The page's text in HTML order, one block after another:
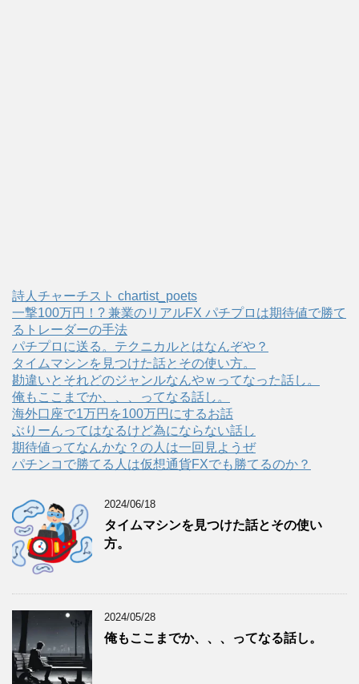
詩人チャーチスト chartist_poets
一撃100万円！? 兼業のリアルFX パチプロは期待値で勝て
るトレーダーの手法
パチプロに送る。テクニカルとはなんぞや？
タイムマシンを見つけた話とその使い方。
勘違いとそれどのジャンルなんやｗってなった話し。
俺もここまでか、、、ってなる話し。
海外口座で1万円を100万円にするお話
ぶりーんってはなるけど為にならない話し
期待値ってなんかな？の人は一回見ようぜ
パチンコで勝てる人は仮想通貨FXでも勝てるのか？
2024/06/18
タイムマシンを見つけた話とその使い
方。
2024/05/28
俺もここまでか、、、ってなる話し。